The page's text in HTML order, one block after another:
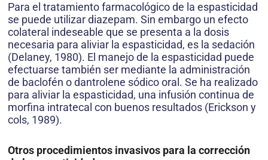
Para el tratamiento farmacológico de la espasticidad
se puede utilizar diazepam. Sin embargo un efecto
colateral indeseable que se presenta a la dosis
necesaria para aliviar la espasticidad, es la sedación
(Delaney, 1980). El manejo de la espasticidad puede
efectuarse también ser mediante la administración
de baclofén o dantrolene sódico oral. Se ha realizado
para aliviar la espasticidad, una infusión continua de
morfina intratecal con buenos resultados (Erickson y
cols, 1989).
Otros procedimientos invasivos para la corrección